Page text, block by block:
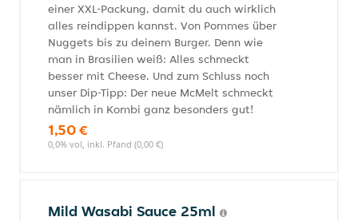
einer XXL-Packung, damit du auch wirklich
alles reindippen kannst. Von Pommes über
Nuggets bis zu deinem Burger. Denn wie
man in Brasilien weiß: Alles schmeckt
besser mit Cheese. Und zum Schluss noch
unser Dip-Tipp: Der neue McMelt schmeckt
nämlich in Kombi ganz besonders gut!
1,50 €
0,0% vol, inkl. Pfand (0,00 €)
Mild Wasabi Sauce 25ml